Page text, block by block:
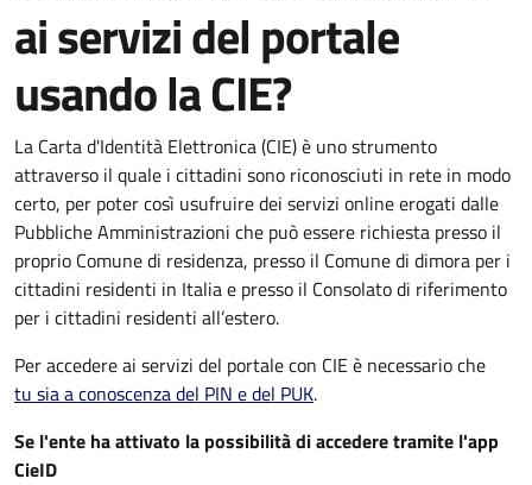
ai servizi del portale
usando la CIE?
La Carta d'Identità Elettronica (CIE) è uno strumento
attraverso il quale i cittadini sono riconosciuti in rete in modo
certo, per poter così usufruire dei servizi online erogati dalle
Pubbliche Amministrazioni che può essere richiesta presso il
proprio Comune di residenza, presso il Comune di dimora per i
cittadini residenti in Italia e presso il Consolato di riferimento
per i cittadini residenti all’estero.
Per accedere ai servizi del portale con CIE è necessario che
tu sia a conoscenza del PIN e del PUK.
Se l'ente ha attivato la possibilità di accedere tramite l'app
CieID